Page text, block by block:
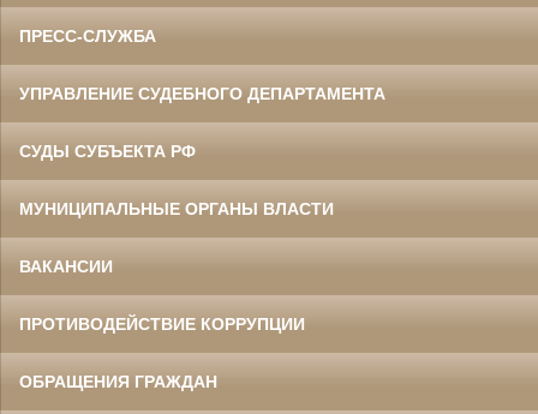
ПРЕСС-СЛУЖБА
УПРАВЛЕНИЕ СУДЕБНОГО ДЕПАРТАМЕНТА
СУДЫ СУБЪЕКТА РФ
МУНИЦИПАЛЬНЫЕ ОРГАНЫ ВЛАСТИ
ВАКАНСИИ
ПРОТИВОДЕЙСТВИЕ КОРРУПЦИИ
ОБРАЩЕНИЯ ГРАЖДАН